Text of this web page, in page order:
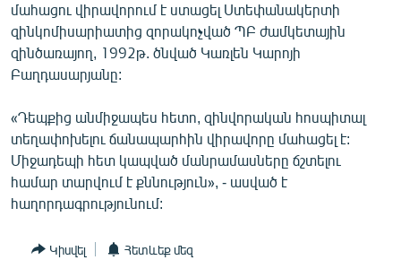
ՄԻՋԱԶԳԱՅԻՆ
ՄՇԱԿՈՒՅԹ
ՍՊՈՐՏ
ՄԵԿՆԱԲԱՆՈՒԹՅՈՒՆ
ՏՏ ԵՒ ԻՆՏԵՐՆԵՏ
ԿՈՐՈՆԱՎԻՐՈՒՍ
ԱՐԽԻՎ
ՏԵՍԱՆՅՈՒԹԵՐ
մահացու վիրավորում է ստացել Ստեփանակերտի
զինկոմիսարիատից զորակոչված ՊԲ ժամկետային
զինծառայող, 1992թ. ծնված Կառլեն Կարոյի
Բաղդասարյանը:
«Դեպքից անմիջապես հետո, զինվորական հոսպիտալ
տեղափոխելու ճանապարհին վիրավորը մահացել է:
Միջադեպի հետ կապված մանրամասները ճշտելու
համար տարվում է քննություն», - ասված է
հաղորդագրությունում:
Կիսվել Հետևեք մեզ